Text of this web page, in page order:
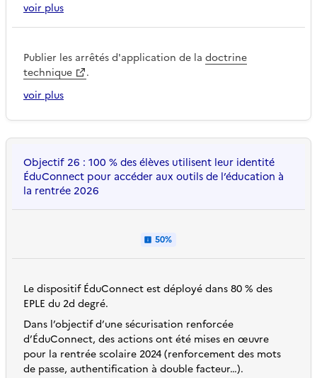
voir plus
Publier les arrêtés d'application de la doctrine
technique
.
voir plus
Objectif 26 : 100 % des élèves utilisent leur identité
ÉduConnect pour accéder aux outils de l’éducation à
la rentrée 2026
50%
Le dispositif ÉduConnect est déployé dans 80 % des
EPLE du 2d degré.
Dans l’objectif d’une sécurisation renforcée
d’ÉduConnect, des actions ont été mises en œuvre
pour la rentrée scolaire 2024 (renforcement des mots
de passe, authentification à double facteur…).